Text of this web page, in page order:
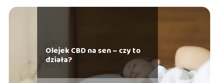
Olejek CBD na sen – czy to
działa?